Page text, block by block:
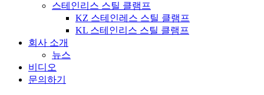
스테인리스 스틸 클램프
KZ 스테인레스 스틸 클램프
KL 스테인리스 스틸 클램프
회사 소개
뉴스
비디오
문의하기